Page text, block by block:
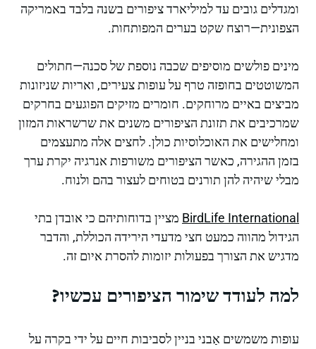
ומגדלים גובים עד למיליארד ציפורים בשנה בלבד באמריקה
הצפונית—רוצח שקט בערים המפותחות.
מינים פולשים מוסיפים שכבה נוספת של סכנה—חתולים
המשוטטים בחופזה טרף על עופות צעירים, ואריות שניזונות
מביצים באיים מרוחקים. חומרים מזיקים הפוגעים בחרקים
שמרכיבים את תזונת הציפורים משנים את שרשראות המזון
ומחלישים את האוכלוסיות כולן. לחצים אלה מתעצמים
בזמן ההגירה, כאשר הציפורים משורפות אנרגיה יקרת ערך
מבלי שיהיה להן תורנים בטוחים לעצור בהם ולנוח.
BirdLife International מציין בדוחותיהם כי אובדן בתי
הגידול מהווה כמעט חצי מדעדי הירידה הכוללת, והדבר
מדגיש את הצורך בפעולות יזומות להסרת איום זה.
למה לעודד שימור הציפורים עכשיו?
עופות משמשים אַבני בניין לסביבות חיים על ידי בקרה על